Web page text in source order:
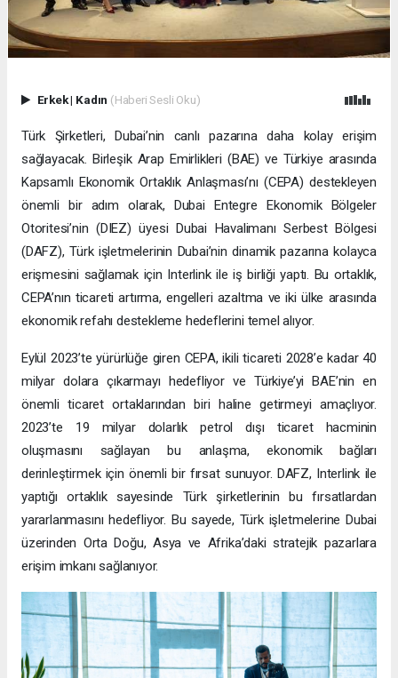
Erkek| Kadın (Haberi Sesli Oku)
Türk Şirketleri, Dubai’nin canlı pazarına daha kolay erişim
sağlayacak. Birleşik Arap Emirlikleri (BAE) ve Türkiye arasında
Kapsamlı Ekonomik Ortaklık Anlaşması’nı (CEPA) destekleyen
önemli bir adım olarak, Dubai Entegre Ekonomik Bölgeler
Otoritesi’nin (DIEZ) üyesi Dubai Havalimanı Serbest Bölgesi
(DAFZ), Türk işletmelerinin Dubai’nin dinamik pazarına kolayca
erişmesini sağlamak için Interlink ile iş birliği yaptı. Bu ortaklık,
CEPA’nın ticareti artırma, engelleri azaltma ve iki ülke arasında
ekonomik refahı destekleme hedeflerini temel alıyor.
Eylül 2023’te yürürlüğe giren CEPA, ikili ticareti 2028’e kadar 40
milyar dolara çıkarmayı hedefliyor ve Türkiye’yi BAE’nin en
önemli ticaret ortaklarından biri haline getirmeyi amaçlıyor.
2023’te 19 milyar dolarlık petrol dışı ticaret hacminin
oluşmasını sağlayan bu anlaşma, ekonomik bağları
derinleştirmek için önemli bir fırsat sunuyor. DAFZ, Interlink ile
yaptığı ortaklık sayesinde Türk şirketlerinin bu fırsatlardan
yararlanmasını hedefliyor. Bu sayede, Türk işletmelerine Dubai
üzerinden Orta Doğu, Asya ve Afrika’daki stratejik pazarlara
erişim imkanı sağlanıyor.